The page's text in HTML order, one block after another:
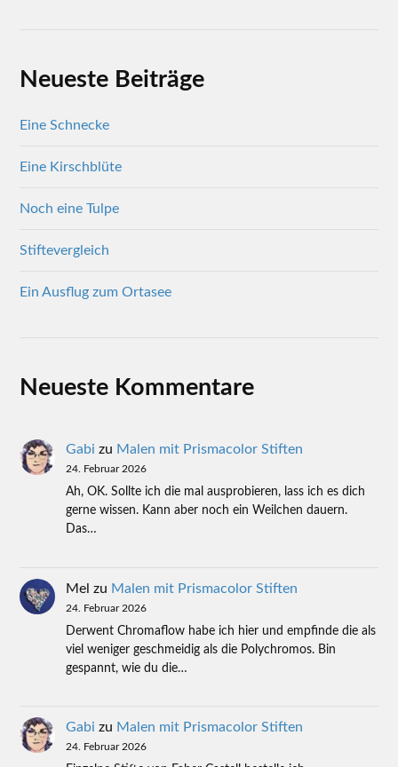
Neueste Beiträge
Eine Schnecke
Eine Kirschblüte
Noch eine Tulpe
Stiftevergleich
Ein Ausflug zum Ortasee
Neueste Kommentare
Gabi zu Malen mit Prismacolor Stiften
24. Februar 2026
Ah, OK. Sollte ich die mal ausprobieren, lass ich es dich
gerne wissen. Kann aber noch ein Weilchen dauern.
Das…
Mel zu Malen mit Prismacolor Stiften
24. Februar 2026
Derwent Chromaflow habe ich hier und empfinde die als
viel weniger geschmeidig als die Polychromos. Bin
gespannt, wie du die…
Gabi zu Malen mit Prismacolor Stiften
24. Februar 2026